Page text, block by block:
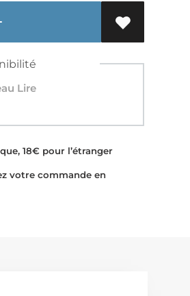
Lire
18€ pour l’étranger
votre commande en